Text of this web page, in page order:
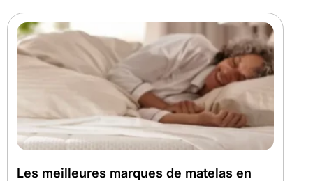
Les meilleures marques de matelas en